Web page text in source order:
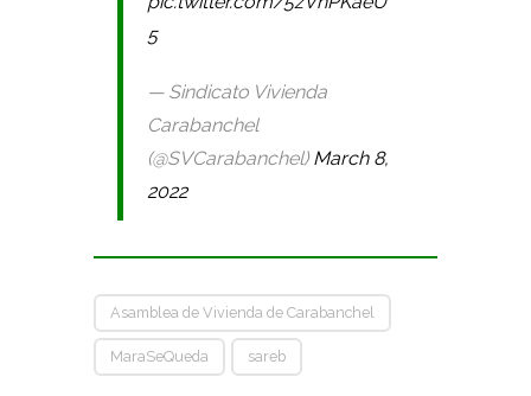
5
— Sindicato Vivienda
Carabanchel
(@SVCarabanchel) March 8,
2022
Asamblea de Vivienda de Carabanchel
MaraSeQueda sareb